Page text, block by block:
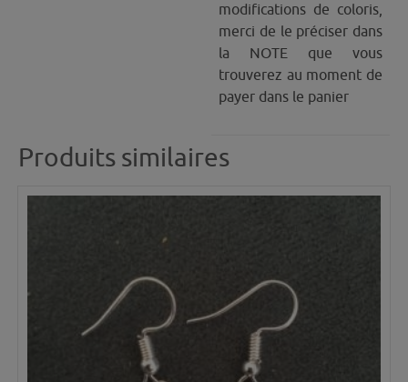
modifications de coloris,
merci de le préciser dans
la NOTE que vous
trouverez au moment de
payer dans le panier
Produits similaires